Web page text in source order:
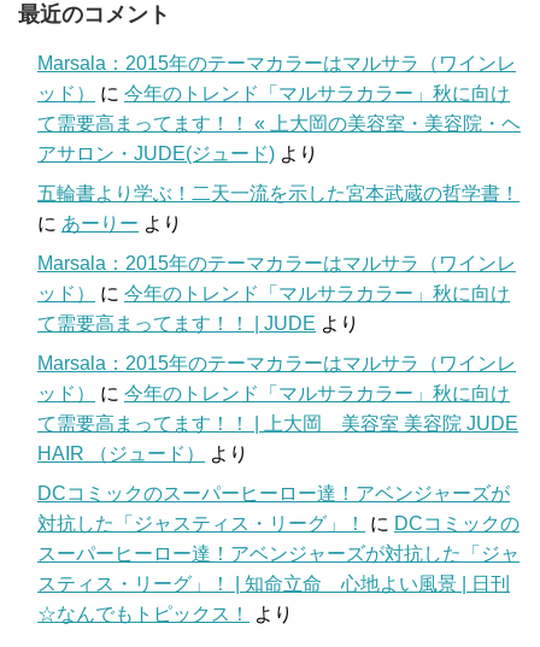
最近のコメント
Marsala：2015年のテーマカラーはマルサラ（ワインレ
ッド）
に 今年のトレンド「マルサラカラー」秋に向け
て需要高まってます！！ « 上大岡の美容室・美容院・ヘ
アサロン・JUDE(ジュード) より
五輪書より学ぶ！二天一流を示した宮本武蔵の哲学書！
に あーりー より
Marsala：2015年のテーマカラーはマルサラ（ワインレ
ッド）
に 今年のトレンド「マルサラカラー」秋に向け
て需要高まってます！！ | JUDE より
Marsala：2015年のテーマカラーはマルサラ（ワインレ
ッド）
に 今年のトレンド「マルサラカラー」秋に向け
て需要高まってます！！ | 上大岡 美容室 美容院 JUDE
HAIR （ジュード）
より
DCコミックのスーパーヒーロー達！アベンジャーズが
対抗した「ジャスティス・リーグ」！
に DCコミックの
スーパーヒーロー達！アベンジャーズが対抗した「ジャ
スティス・リーグ」！ | 知命立命 心地よい風景 | 日刊
☆なんでもトピックス！
より